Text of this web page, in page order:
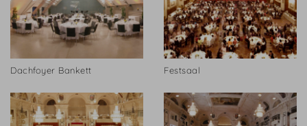
Dachfoyer Bankett Festsaal